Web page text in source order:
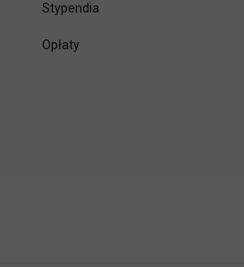
Stypendia
Opłaty